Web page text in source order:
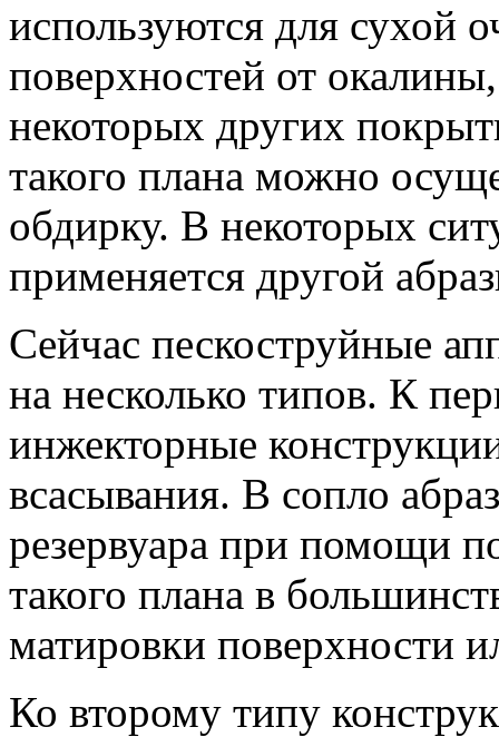
используются для сухой
поверхностей от
некоторых других
такого плана можно
обдирку. В некоторых
применяется другой
Сейчас пескоструйные
на несколько типов. К
инжекторные
всасывания. В сопло
резервуара при помощи
такого плана в
матировки поверхности
Ко второму типу